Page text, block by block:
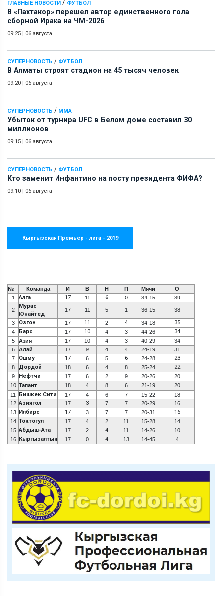
ГЛАВНЫЕ НОВОСТИ / ФУТБОЛ
В «Пахтакор» перешел автор единственного гола
сборной Ирака на ЧМ-2026
09:25 | 06 августа
СУПЕРНОВОСТЬ / ФУТБОЛ
В Алматы строят стадион на 45 тысяч человек
09:20 | 06 августа
СУПЕРНОВОСТЬ / ММА
Убыток от турнира UFC в Белом доме составил 30
миллионов
09:15 | 06 августа
СУПЕРНОВОСТЬ / ФУТБОЛ
Кто заменит Инфантино на посту президента ФИФА?
09:10 | 06 августа
Кыргызская Премьер - лига - 2019
№ Команда И В Н П Мячи
О
1
Алга 17 11 6 0 34-15 39
2
Мурас
Юнайтед
17 11 5 1 36-15 38
3 Озгон 17 11 2 4 34-18 35
4 Барс 17 10 4 3 44-26 34
5 Азия 17 10 4 3 40-29
34
6
Алай 17 9 4 4 24-19
31
7
Ошму 17 6 5 6 24-28 23
8 Дордой 18 6 4 8 25-24 22
9 Нефтчи 17 6 2 9 20-26
20
10 Талант 18 4 8 6 21-19
20
11
Бишкек Сити 17 4 6 7 15-22
18
12 Азиягол 17 3 7 7 20-29
16
13 Илбирс 17 3 7 7 20-31 16
14 Токтогул 17 4 2 11 15-28
14
15 Абдыш-Ата 17 2 4 11 14-26
10
16 Кыргызалтын 17 0 4 13 14-45 4